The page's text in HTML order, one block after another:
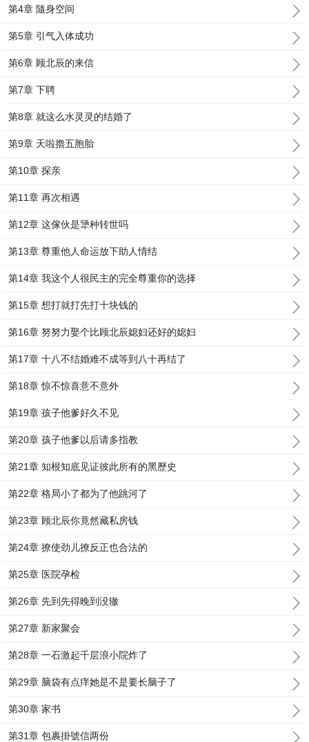
第4章 隨身空间
第5章 引气入体成功
第6章 顾北辰的来信
第7章 下聘
第8章 就这么水灵灵的结婚了
第9章 天啦擼五胞胎
第10章 探亲
第11章 再次相遇
第12章 这傢伙是犟种转世吗
第13章 尊重他人命运放下助人情结
第14章 我这个人很民主的完全尊重你的选择
第15章 想打就打先打十块钱的
第16章 努努力娶个比顾北辰媳妇还好的媳妇
第17章 十八不结婚难不成等到八十再结了
第18章 惊不惊喜意不意外
第19章 孩子他爹好久不见
第20章 孩子他爹以后请多指教
第21章 知根知底见证彼此所有的黑歷史
第22章 格局小了都为了他跳河了
第23章 顾北辰你竟然藏私房钱
第24章 撩使劲儿撩反正也合法的
第25章 医院孕检
第26章 先到先得晚到没辙
第27章 新家聚会
第28章 一石激起千层浪小院炸了
第29章 脑袋有点痒她是不是要长脑子了
第30章 家书
第31章 包裹掛號信两份